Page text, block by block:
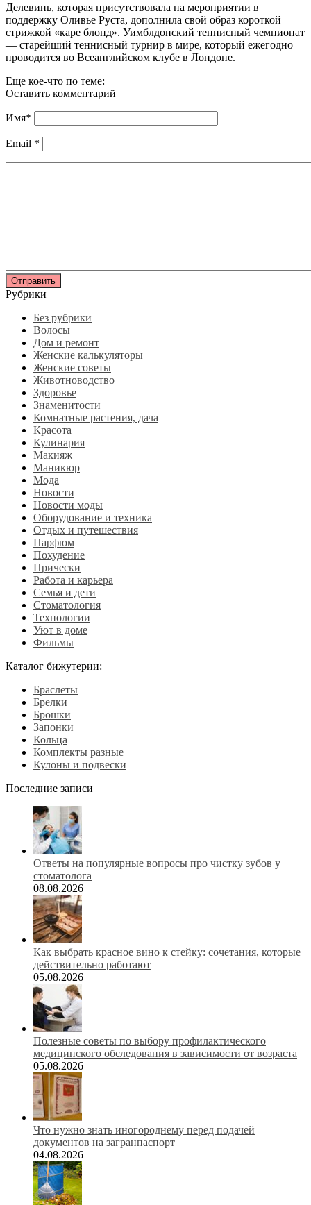
Делевинь, которая присутствовала на мероприятии в
поддержку Оливье Руста, дополнила свой образ короткой
стрижкой «каре блонд». Уимблдонский теннисный чемпионат
— старейший теннисный турнир в мире, который ежегодно
проводится во Всеанглийском клубе в Лондоне.
Еще кое-что по теме:
Оставить комментарий
Имя*
Email *
Рубрики
Без рубрики
Волосы
Дом и ремонт
Женские калькуляторы
Женские советы
Животноводство
Здоровье
Знаменитости
Комнатные растения, дача
Красота
Кулинария
Макияж
Маникюр
Мода
Новости
Новости моды
Оборудование и техника
Отдых и путешествия
Парфюм
Похудение
Прически
Работа и карьера
Семья и дети
Стоматология
Технологии
Уют в доме
Фильмы
Каталог бижутерии:
Браслеты
Брелки
Брошки
Запонки
Кольца
Комплекты разные
Кулоны и подвески
Последние записи
Ответы на популярные вопросы про чистку зубов у
стоматолога
08.08.2026
Как выбрать красное вино к стейку: сочетания, которые
действительно работают
05.08.2026
Полезные советы по выбору профилактического
медицинского обследования в зависимости от возраста
05.08.2026
Что нужно знать иногороднему перед подачей
документов на загранпаспорт
04.08.2026